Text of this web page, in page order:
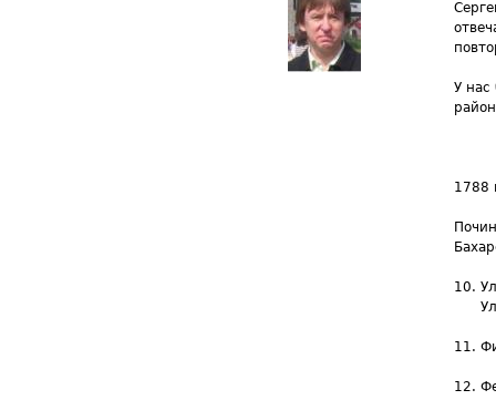
У нас
1788